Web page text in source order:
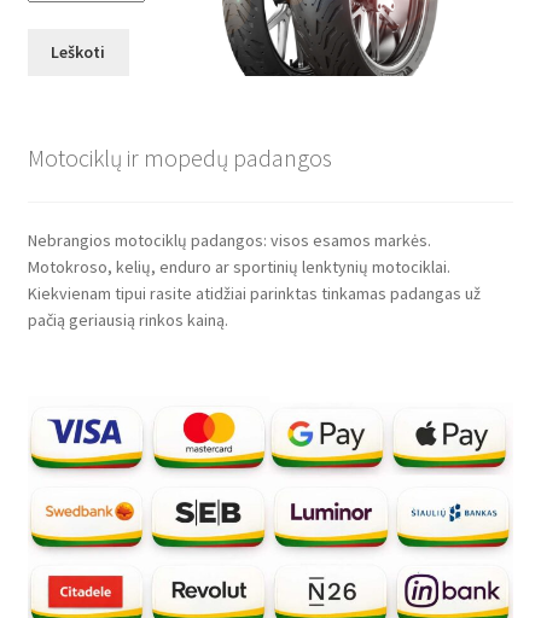
Leškoti
Motociklų ir mopedų padangos
Nebrangios motociklų padangos: visos esamos markės.
Motokroso, kelių, enduro ar sportinių lenktynių motociklai.
Kiekvienam tipui rasite atidžiai parinktas tinkamas padangas už
pačią geriausią rinkos kainą.